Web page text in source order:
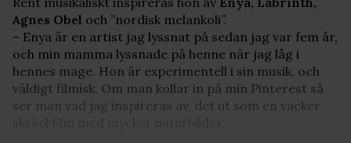
Agnes Obel och ”nordisk melankoli”.
– Enya är en artist jag lyssnat på sedan jag var fem år,
och min mamma lyssnade på henne när jag låg i
hennes mage. Hon är experimentell i sin musik, och
väldigt filmisk. Om man kollar in på min Pinterest så
ser man vad jag inspireras av, det ut som en vacker